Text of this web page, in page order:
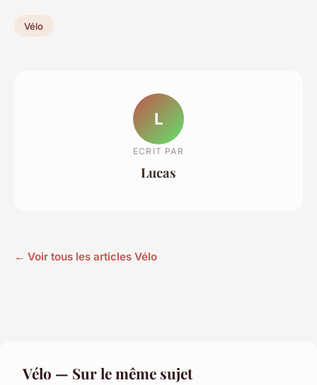
Vélo
L
ECRIT PAR
Lucas
← Voir tous les articles Vélo
Vélo — Sur le même sujet